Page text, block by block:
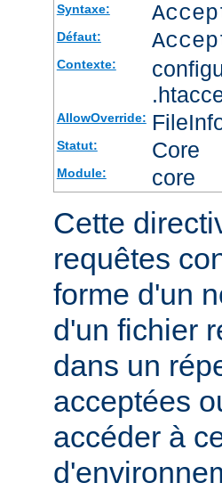
Syntaxe:
Défaut:
Contexte:
AllowOverride:
Statut: Core
Module: core
Cette
requêtes
forme d'un
d'un fichier
dans un
acceptées
accéder à